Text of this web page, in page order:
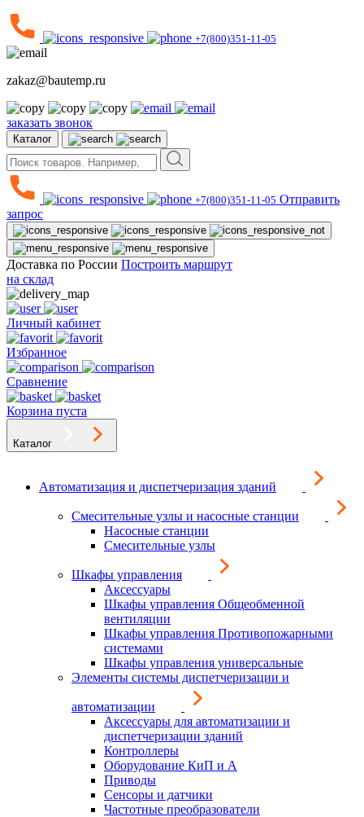
+7(800)351-11-05
zakaz@bautemp.ru
заказать звонок
Каталог
+7(800)351-11-05 Отправить
запрос
Доставка по России Построить маршрут
на склад
Личный кабинет
Избранное
Сравнение
Корзина пуста
Каталог
Автоматизация и диспетчеризация зданий
Смесительные узлы и насосные станции
Насосные станции
Смесительные узлы
Шкафы управления
Аксессуары
Шкафы управления Общеобменной
вентиляции
Шкафы управления Противопожарными
системами
Шкафы управления универсальные
Элементы системы диспетчеризации и
автоматизации
Аксессуары для автоматизации и
диспетчеризации зданий
Контроллеры
Оборудование КиП и А
Приводы
Сенсоры и датчики
Частотные преобразователи